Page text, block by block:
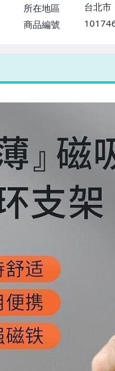
所在地區
台北市
商品編號
7-ELEVEN
不限金額、